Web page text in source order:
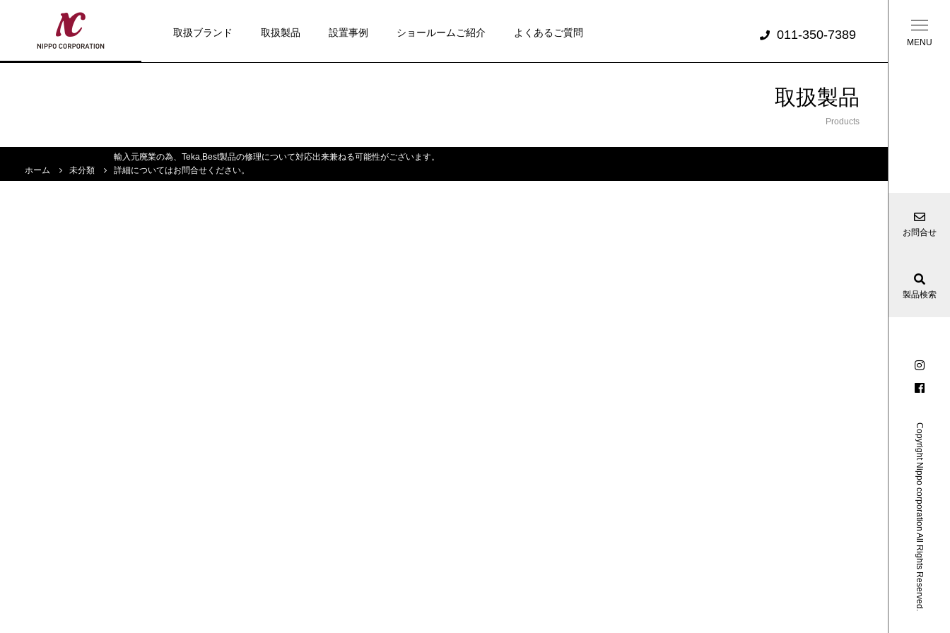
取扱ブランド 取扱製品 設置事例 ショールームご紹介 よくあるご質問 011-350-7389
お問合せ
製品検索
Copyright Nippo corporation All Rights Reserved.
取扱製品
Products
ホーム 未分類
輸入元廃業の為、Teka,Best製品の修理について対応出来兼ねる可能性がございます。
詳細についてはお問合せください。